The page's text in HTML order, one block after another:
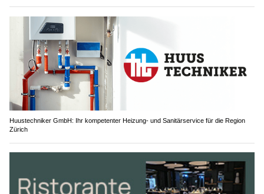
Huustechniker GmbH: Ihr kompetenter Heizung- und Sanitärservice für die Region
Zürich